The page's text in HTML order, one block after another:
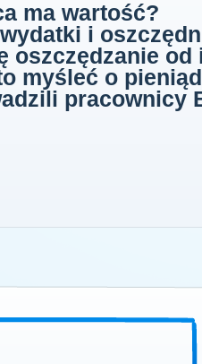
ma wartość?
i
oszczędzanie od
myśleć o
pracownicy